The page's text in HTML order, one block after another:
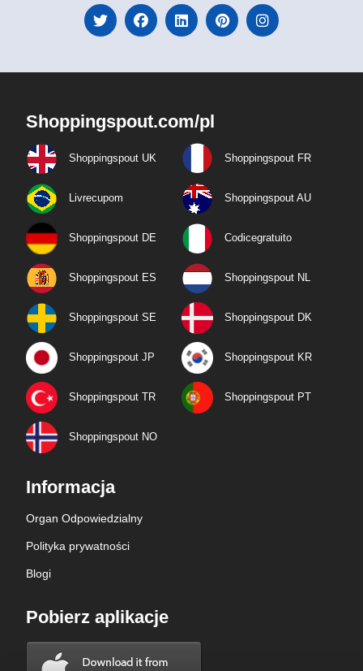
Shoppingspout.com/pl
Shoppingspout UK Shoppingspout FR
Livrecupom Shoppingspout AU
Shoppingspout DE Codicegratuito
Shoppingspout ES Shoppingspout NL
Shoppingspout SE Shoppingspout DK
Shoppingspout JP Shoppingspout KR
Shoppingspout TR Shoppingspout PT
Shoppingspout NO
Informacja
Organ Odpowiedzialny
Polityka prywatności
Blogi
Pobierz aplikacje